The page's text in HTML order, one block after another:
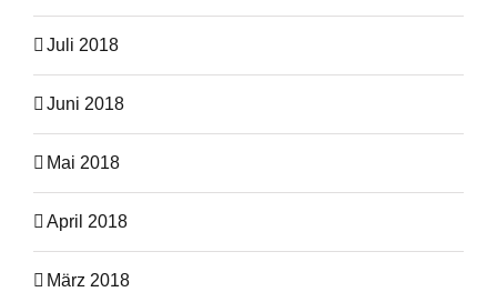
Juli 2018
Juni 2018
Mai 2018
April 2018
März 2018